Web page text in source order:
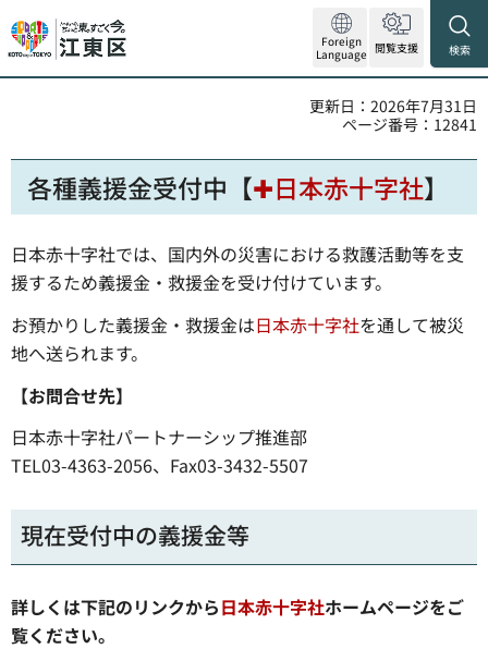
Foreign
Language 閲覧支援 検索
更新日：2026年7月31日
ページ番号：12841
各種義援金受付中【✚日本赤十字社】
日本赤十字社では、国内外の災害における救護活動等を支
援するため義援金・救援金を受け付けています。
お預かりした義援金・救援金は日本赤十字社を通して被災
地へ送られます。
【お問合せ先】
日本赤十字社パートナーシップ推進部
TEL03-4363-2056、Fax03-3432-5507
現在受付中の義援金等
詳しくは下記のリンクから日本赤十字社ホームページをご
覧ください。